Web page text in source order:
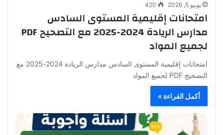
يونيو 5, 2026 420
امتحانات إقليمية المستوى السادس
مدارس الريادة 2024-2025 مع التصحيح PDF
لجميع المواد
امتحانات إقليمية المستوى السادس مدارس الريادة 2024-2025 مع
التصحيح PDF لجميع المواد
أكمل القراءة »